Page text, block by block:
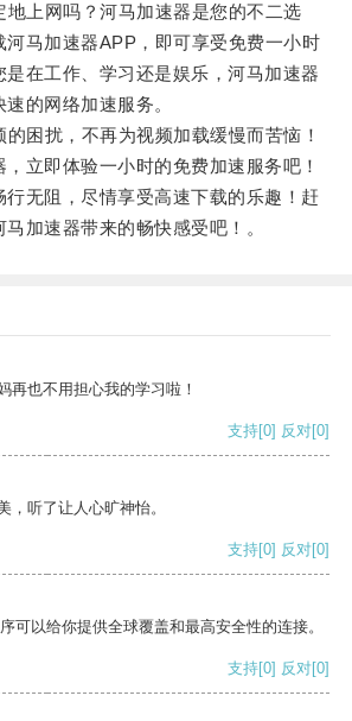
上网吗？河马加速器是您的不二选
河马加速器APP，即可享受免费一小时
是在工作、学习还是娱乐，河马加速器
的网络加速服务。
扰，不再为视频加载缓慢而苦恼！
立即体验一小时的免费加速服务吧！
行无阻，尽情享受高速下载的乐趣！赶
加速器带来的畅快感受吧！。
再也不用担心我的学习啦！
支持[0] 反对[0]
，听了让人心旷神怡。
支持[0] 反对[0]
可以给你提供全球覆盖和最高安全性的连接。
支持[0] 反对[0]